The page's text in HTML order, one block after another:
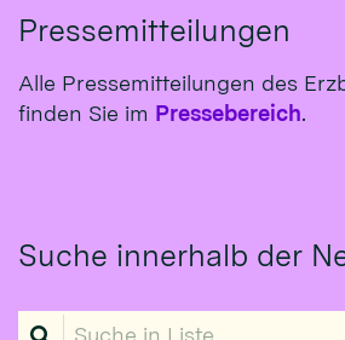
Pressemitteilungen
Alle Pressemitteilungen des
finden Sie im Pressebereich.
Suche innerhalb der
Suche in Liste